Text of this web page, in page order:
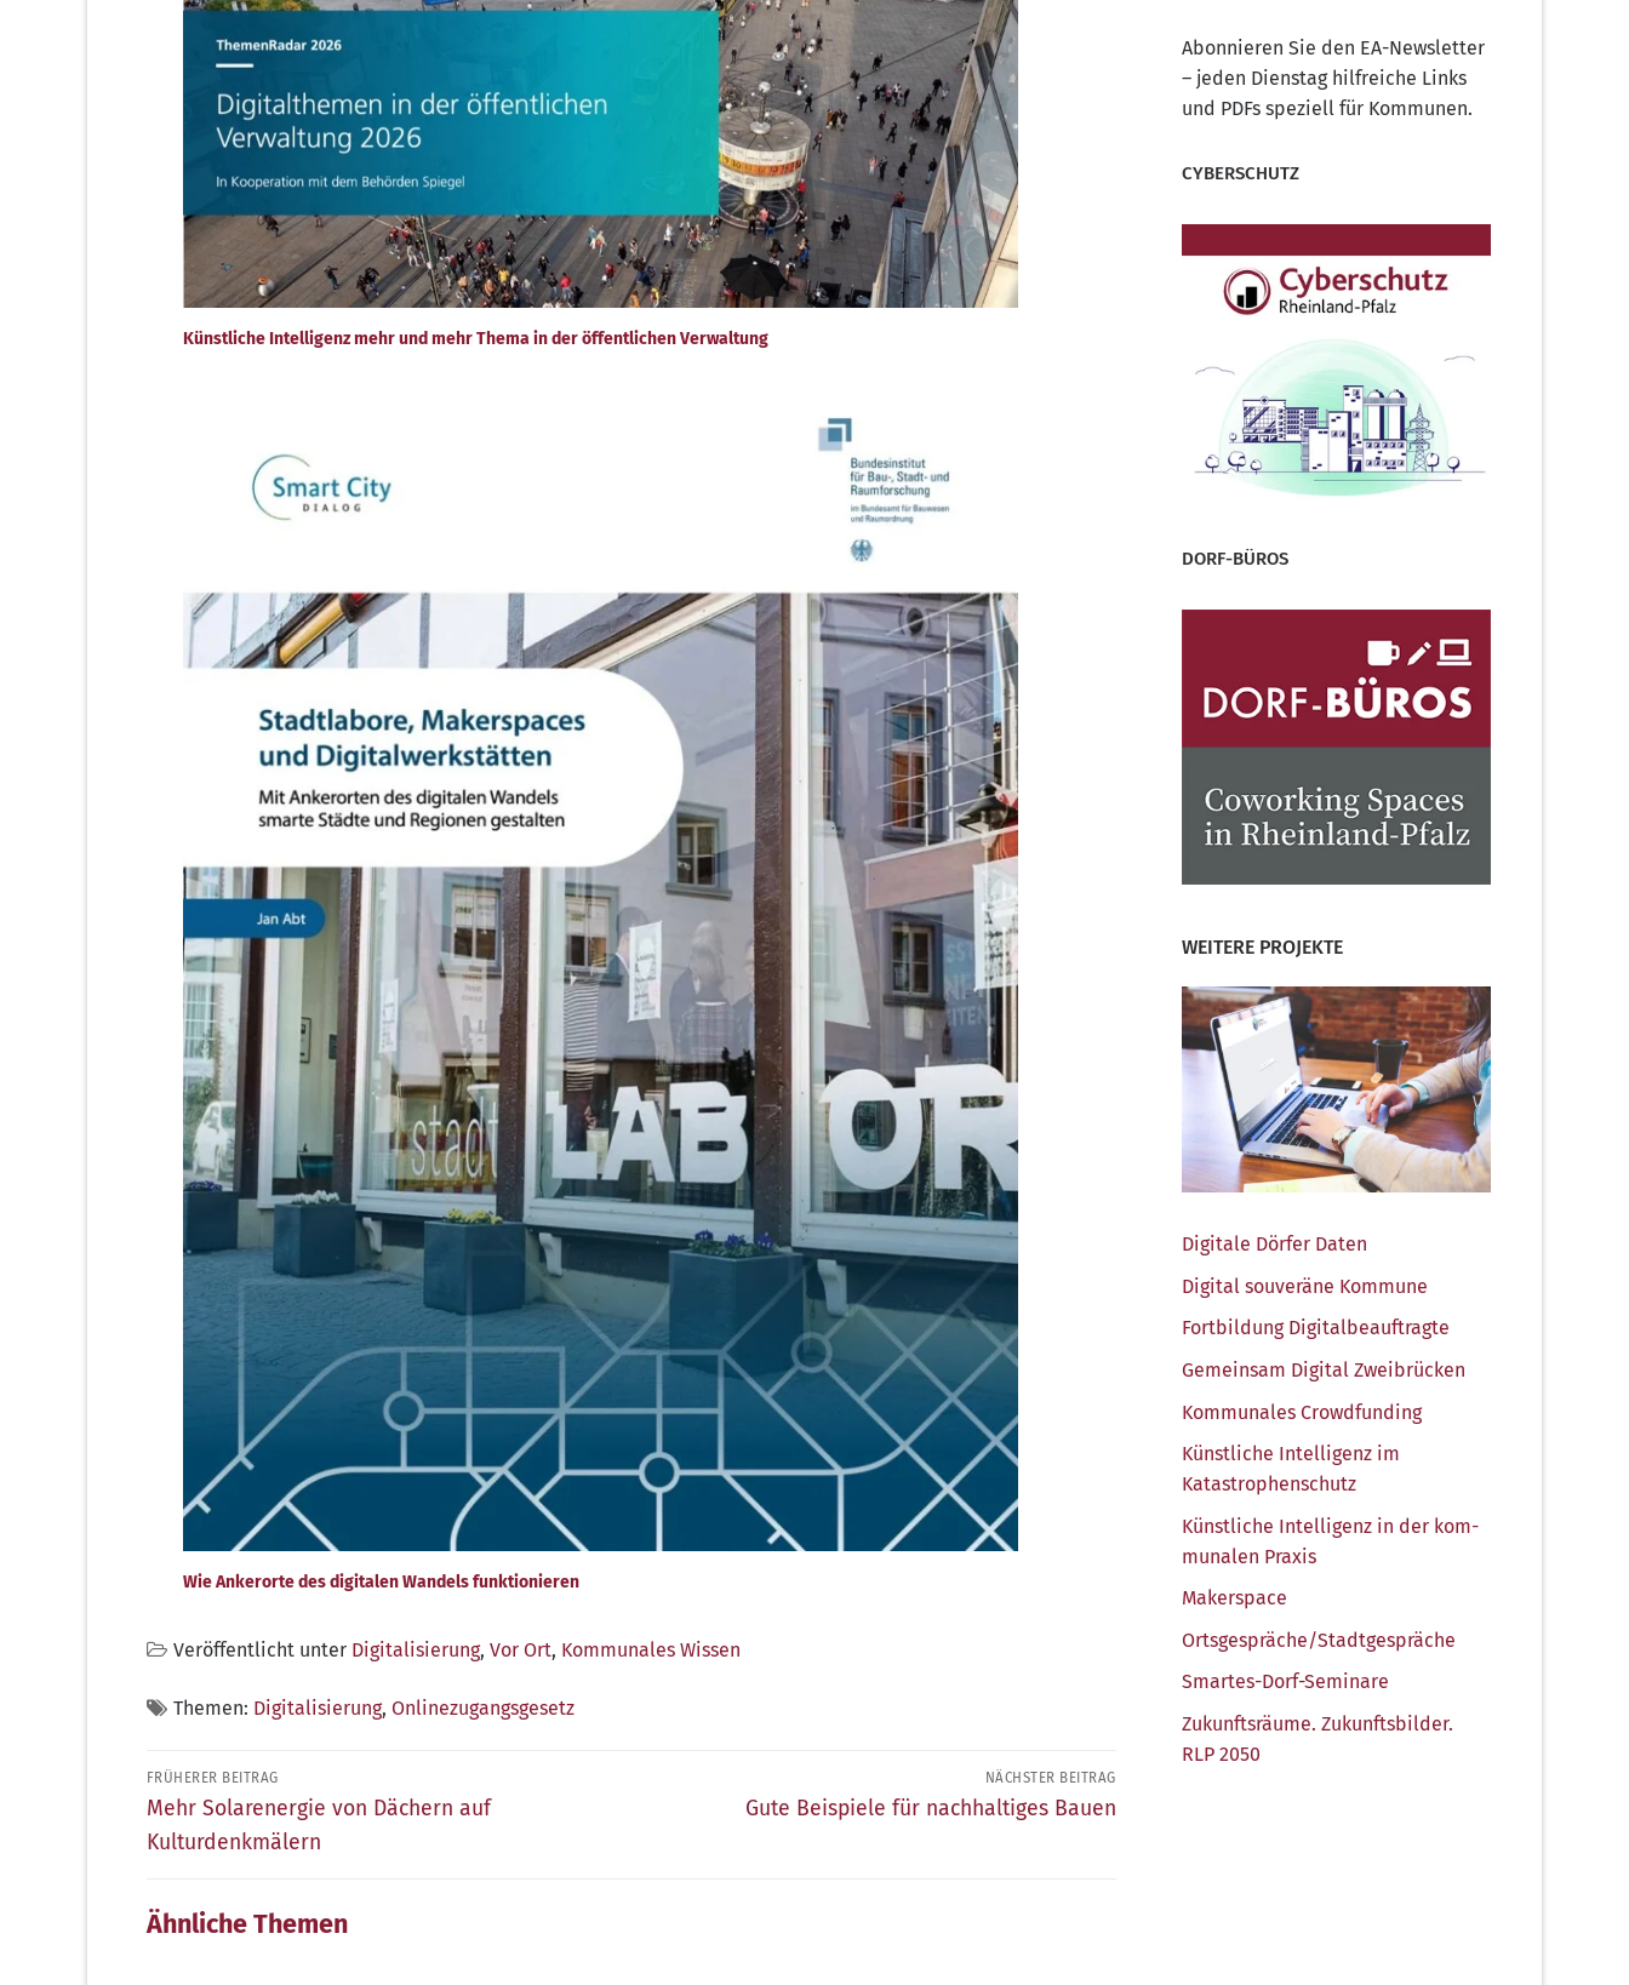
Künstliche Intelligenz mehr und mehr Thema in der öffentlichen Verwaltung
Wie Ankerorte des digitalen Wandels funktionieren
Veröffentlicht unter Digitalisierung, Vor Ort, Kommunales Wissen
Themen: Digitalisierung, Onlinezugangsgesetz
Beitragsnavigation
FRÜHERER BEITRAG
Früherer
Beitrag:
Mehr Solarenergie von Dächern auf
Kulturdenkmälern
NÄCHSTER BEITRAG
Nächster
Gute Beispiele für nachhaltiges Bauen
Ähnliche Themen
Abonnieren Sie den EA-Newsletter
– jeden Dienstag hilfreiche Links
und PDFs speziell für Kommunen.
CYBERSCHUTZ
DORF-BÜROS
WEITERE PROJEKTE
Digi­ta­le Dör­fer Daten
Digi­tal sou­ve­rä­ne Kommune
Fort­bil­dung Digitalbeauftragte
Gemein­sam Digi­tal Zweibrücken
Kom­mu­na­les Crowdfunding
Künst­li­che Intel­li­genz im
Katastrophenschutz
Künst­li­che Intel­li­genz in der kom­
mu­na­len Praxis
Maker­space
Ortsgespräche/​Stadtgespräche
Smar­tes-Dorf-Semi­na­re
Zukunfts­räu­me. Zukunfts­bil­der.
RLP 2050